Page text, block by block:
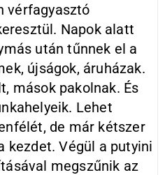
vérfagyasztó
Napok alatt
után tűnnek el a
újságok, áruházak.
mások pakolnak. És
Lehet
de már kétszer
kezdet. Végül a putyini
megszűnik az